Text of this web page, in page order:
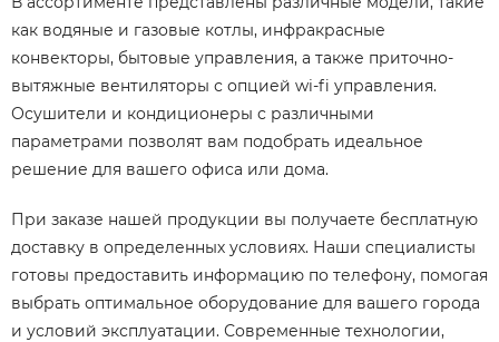
как водяные и газовые котлы, инфракрасные
конвекторы, бытовые управления, а также приточно-
вытяжные вентиляторы с опцией wi-fi управления.
Осушители и кондиционеры с различными
параметрами позволят вам подобрать идеальное
решение для вашего офиса или дома.
При заказе нашей продукции вы получаете бесплатную
доставку в определенных условиях. Наши специалисты
готовы предоставить информацию по телефону, помогая
выбрать оптимальное оборудование для вашего города
и условий эксплуатации. Современные технологии,